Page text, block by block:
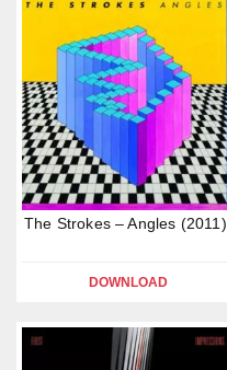
The Strokes – Angles (2011)
DOWNLOAD